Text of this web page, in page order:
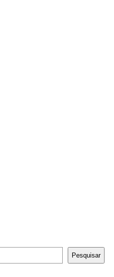
Pesquisar